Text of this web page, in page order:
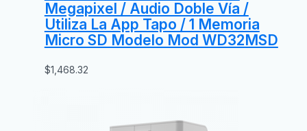
Megapixel / Audio Doble Vía /
Utiliza La App Tapo / 1 Memoria
Micro SD Modelo Mod WD32MSD
$1,468.32